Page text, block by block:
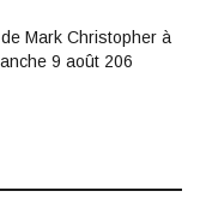
Mark Christopher à
9 août 206